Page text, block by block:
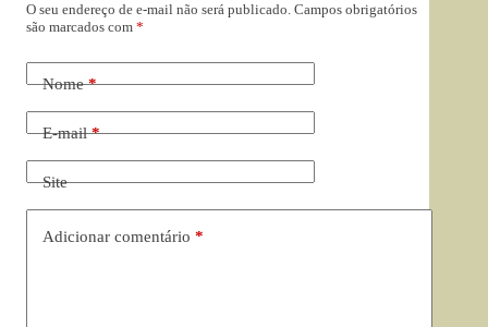
O seu endereço de e-mail não será publicado. Campos obrigatórios
são marcados com *
Nome*
E-mail*
Site
Adicionar comentário *